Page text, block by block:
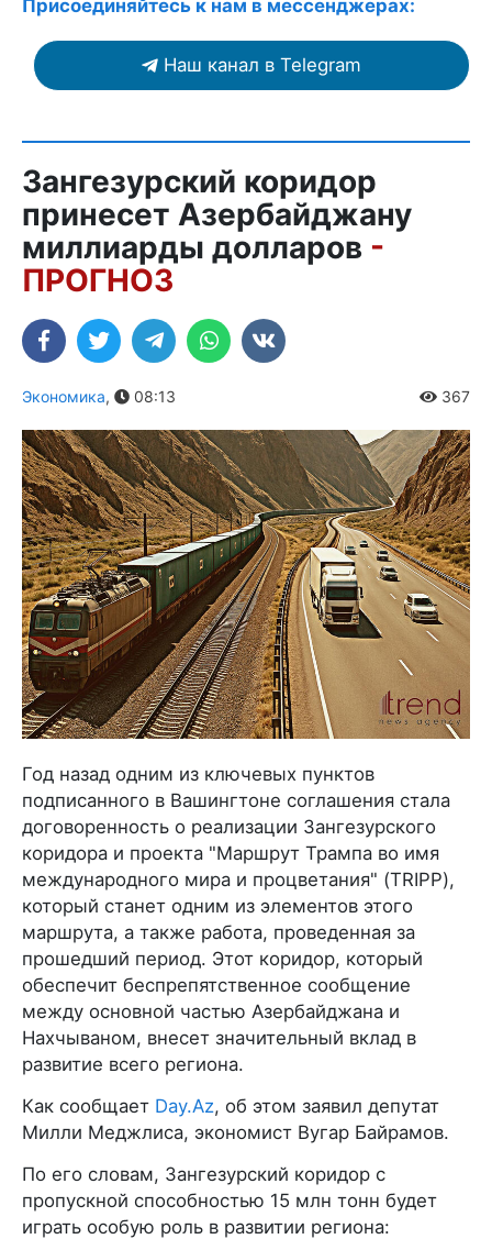
Присоединяйтесь к нам в мессенджерах:
Наш канал в Telegram
Зангезурский коридор
принесет Азербайджану
миллиарды долларов -
ПРОГНОЗ
Экономика, 08:13 367
Год назад одним из ключевых пунктов
подписанного в Вашингтоне соглашения стала
договоренность о реализации Зангезурского
коридора и проекта "Маршрут Трампа во имя
международного мира и процветания" (TRIPP),
который станет одним из элементов этого
маршрута, а также работа, проведенная за
прошедший период. Этот коридор, который
обеспечит беспрепятственное сообщение
между основной частью Азербайджана и
Нахчываном, внесет значительный вклад в
развитие всего региона.
Как сообщает Day.Az, об этом заявил депутат
Милли Меджлиса, экономист Вугар Байрамов.
По его словам, Зангезурский коридор с
пропускной способностью 15 млн тонн будет
играть особую роль в развитии региона: